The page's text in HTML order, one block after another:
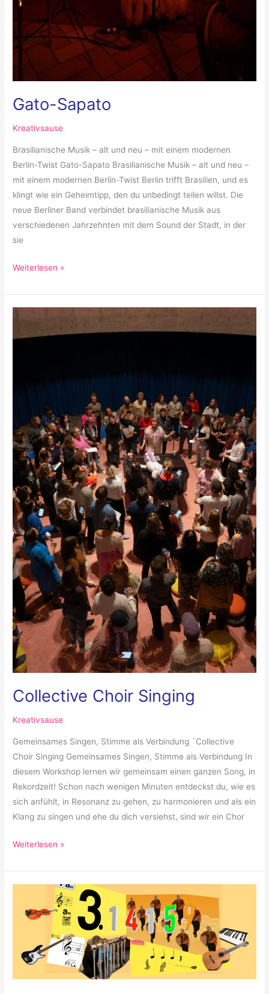
Gato-Sapato
Kreativsause
Brasilianische Musik – alt und neu – mit einem modernen
Berlin-Twist Gato-Sapato Brasilianische Musik – alt und neu –
mit einem modernen Berlin-Twist Berlin trifft Brasilien, und es
klingt wie ein Geheimtipp, den du unbedingt teilen willst. Die
neue Berliner Band verbindet brasilianische Musik aus
verschiedenen Jahrzehnten mit dem Sound der Stadt, in der
sie
Weiterlesen »
Collective Choir Singing
Kreativsause
Gemeinsames Singen, Stimme als Verbindung ´Collective
Choir Singing Gemeinsames Singen, Stimme als Verbindung In
diesem Workshop lernen wir gemeinsam einen ganzen Song, in
Rekordzeit! Schon nach wenigen Minuten entdeckst du, wie es
sich anfühlt, in Resonanz zu gehen, zu harmonieren und als ein
Klang zu singen und ehe du dich versiehst, sind wir ein Chor
Collective
Weiterlesen »
Glockenklang,
und
mit
(3,14159)